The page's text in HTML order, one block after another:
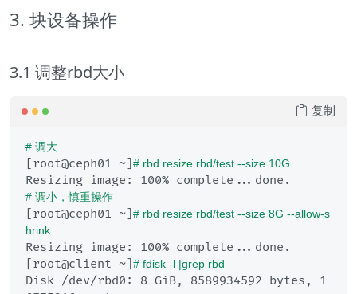
3. 块设备操作
3.1 调整rbd大小
# 调大
[root@ceph01 ~] # rbd resize rbd/test --size 10G
# 调小，慎重操作
[root@ceph01 ~] # rbd resize rbd/test --size 8G --allow-s
hrink
Resizing image: 100% complete...done.
[root@client ~] # fdisk -l |grep rbd
Disk /dev/rbd0: 8 GiB, 8589934592 bytes, 1
复制